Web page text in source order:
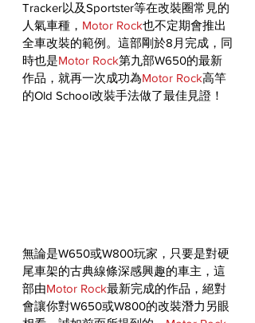
Tracker以及Sportster等在改裝圈常見的
人氣車種， Motor Rock也不定期會推出
全車改裝的範例。這部剛於8月完成，同
時也是Motor Rock第九部W650的最新
作品，就再一次成功為Motor Rock高竿
的Old School改裝手法做了最佳見證！
無論是W650或W800玩家，只要是對硬
尾車架的古典線條深感興趣的車主，這
部由Motor Rock最新完成的作品，絕對
會讓你對W650或W800的改裝潛力另眼